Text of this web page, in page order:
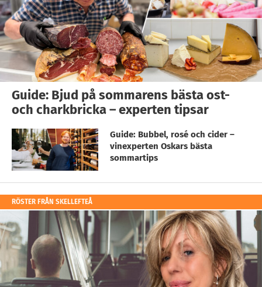
Guide: Bjud på sommarens bästa ost-
och charkbricka – experten tipsar
Guide: Bubbel, rosé och cider –
vinexperten Oskars bästa
sommartips
RÖSTER FRÅN SKELLEFTEÅ